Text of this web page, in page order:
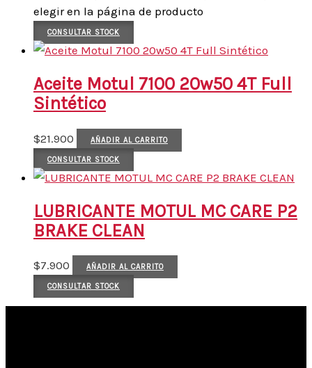
elegir en la página de producto
CONSULTAR STOCK
Aceite Motul 7100 20w50 4T Full
Sintético
$21.900 AÑADIR AL CARRITO
CONSULTAR STOCK
LUBRICANTE MOTUL MC CARE P2
BRAKE CLEAN
$7.900 AÑADIR AL CARRITO
CONSULTAR STOCK